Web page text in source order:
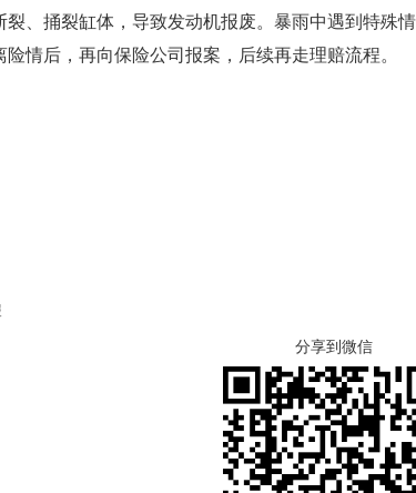
裂、捅裂缸体，导致发动机报废。暴雨中遇到特殊
险情后，再向保险公司报案，后续再走理赔流程。
分享到微信